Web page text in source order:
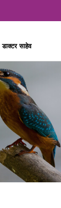
डाक्टर साहेव